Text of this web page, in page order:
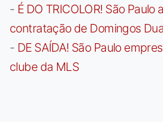
- É DO TRICOLOR! São Paulo
contratação de Domingos
- DE SAÍDA! São Paulo
clube da MLS